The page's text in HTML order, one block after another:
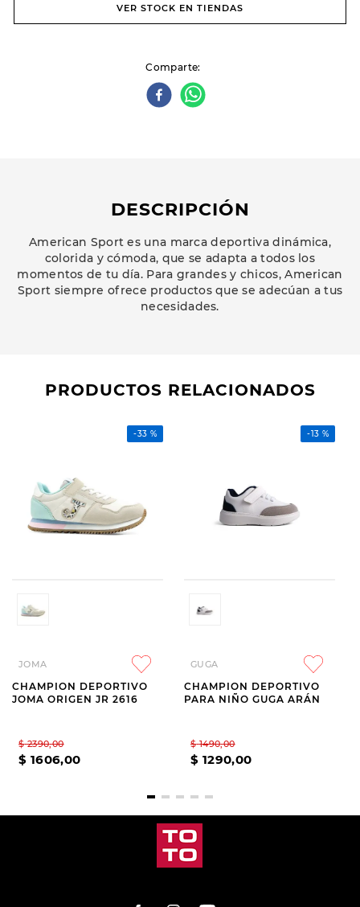
VER STOCK EN TIENDAS
Comparte
DESCRIPCIÓN
American Sport es una marca deportiva dinámica,
colorida y cómoda, que se adapta a todos los
momentos de tu día. Para grandes y chicos, American
Sport siempre ofrece productos que se adecúan a tus
necesidades.
PRODUCTOS RELACIONADOS
-33 %
JOMA
CHAMPION DEPORTIVO
JOMA ORIGEN JR 2616
$ 2390,00
$ 1606,00
-13 %
GUGA
CHAMPION DEPORTIVO
PARA NIÑO GUGA ARÁN
$ 1490,00
$ 1290,00